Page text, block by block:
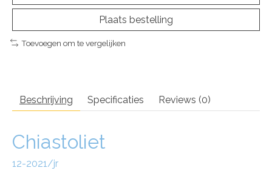
Plaats bestelling
Toevoegen om te vergelijken
Beschrijving Specificaties Reviews (0)
Chiastoliet
12-2021/jr